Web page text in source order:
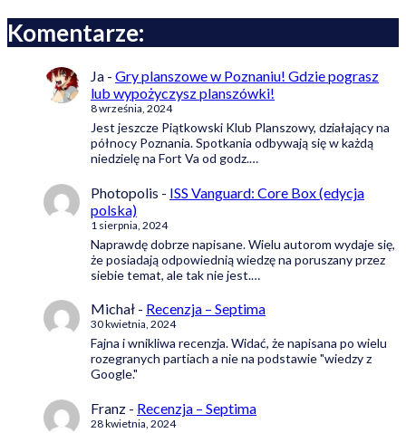
Komentarze:
Ja - Gry planszowe w Poznaniu! Gdzie pograsz
lub wypożyczysz planszówki!
8 września, 2024
Jest jeszcze Piątkowski Klub Planszowy, działający na
północy Poznania. Spotkania odbywają się w każdą
niedzielę na Fort Va od godz.…
Photopolis - ISS Vanguard: Core Box (edycja
polska)
1 sierpnia, 2024
Naprawdę dobrze napisane. Wielu autorom wydaje się,
że posiadają odpowiednią wiedzę na poruszany przez
siebie temat, ale tak nie jest.…
Michał - Recenzja – Septima
30 kwietnia, 2024
Fajna i wnikliwa recenzja. Widać, że napisana po wielu
rozegranych partiach a nie na podstawie "wiedzy z
Google."
Franz - Recenzja – Septima
28 kwietnia, 2024